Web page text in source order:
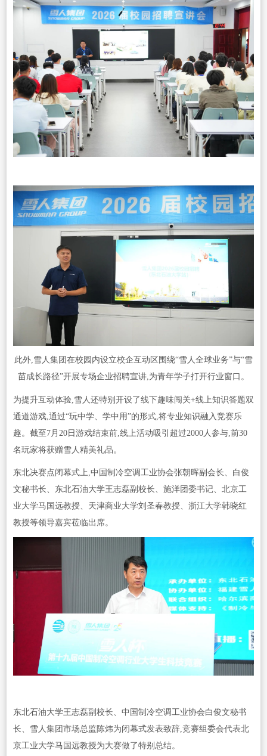
此外,雪人集团在校园内设立校企互动区围绕“雪人全球业务”与“雪
苗成长路径”开展专场企业招聘宣讲,为青年学子打开行业窗口。
为提升互动体验,雪人还特别开设了线下趣味闯关+线上知识答题双
通道游戏,通过“玩中学、学中用”的形式,将专业知识融入竞赛乐
趣。截至7月20日游戏结束前,线上活动吸引超过2000人参与,前30
名玩家将获赠雪人精美礼品。
东北决赛点闭幕式上,中国制冷空调工业协会张朝晖副会长、白俊
文秘书长、东北石油大学王志磊副校长、施洋团委书记、北京工
业大学马国远教授、天津商业大学刘圣春教授、浙江大学韩晓红
教授等领导嘉宾莅临出席。
东北石油大学王志磊副校长、中国制冷空调工业协会白俊文秘书
长、雪人集团市场总监陈炜为闭幕式发表致辞,竞赛组委会代表北
京工业大学马国远教授为大赛做了特别总结。